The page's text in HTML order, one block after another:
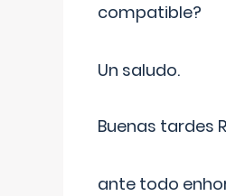
compatible?
Un saludo.
Buenas tardes
ante todo